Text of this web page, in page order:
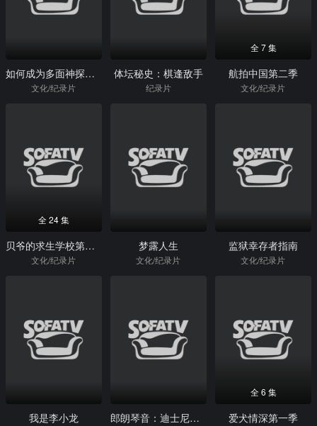
如何成为多面神探福尔摩斯
文化/纪录片
体坛秘史：棋逢敌手
纪录片
全 7 集
航拍中国第二季
文化/纪录片
全 24 集
贝爷的求生学校第一季
文化/纪录片
梦露人生
文化/纪录片
监狱幸存者指南
文化/纪录片
我是李小龙 郎朗琴音：迪士尼金曲
全 6 集
爱犬情深第一季